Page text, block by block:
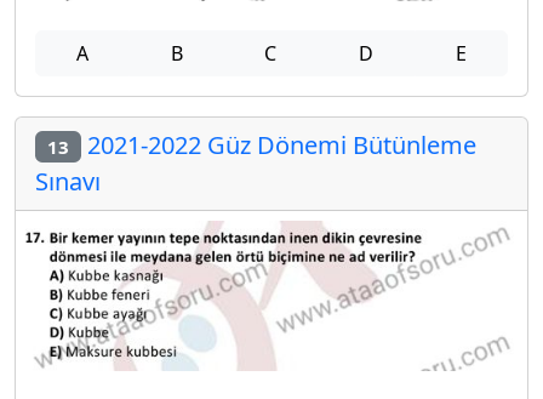
A B C D E
13 2021-2022 Güz Dönemi Bütünleme
Sınavı